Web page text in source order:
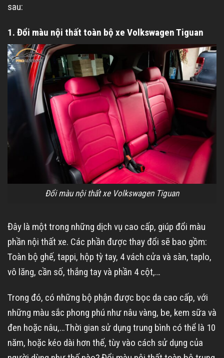
sau:
1. Đổi màu nội thất toàn bộ xe Volkswagen Tiguan
Đổi màu nội thất xe Volkswagen Tiguan
Đây là một trong những dịch vụ cao cấp, giúp đổi màu
phần nội thất xe. Các phần được thay đổi sẽ bao gồm:
Toàn bộ ghế, tappi, hộp tỳ tay, 4 vách cửa và sàn, taplo,
vô lăng, cần số, thắng tay và phần 4 cột,…
Trong đó, có những bộ phận được bọc da cao cấp, với
những màu sắc phong phú như nâu vàng, be, kem sữa và
đen hoặc nâu,…Thời gian sử dụng trung bình có thể là 10
năm, hoặc kéo dài hơn thế, tùy vào cách sử dụng của